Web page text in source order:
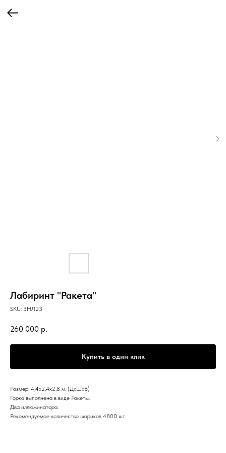
Лабиринт "Ракета"
SKU: ЗНЛ23
260 000 р.
Купить в один клик
Размер: 4,4х2,4х2,8 м. (ДхШхВ)
Горка выполнена в виде Ракеты.
Два иллюминатора.
Рекомендуемое количество шариков 4800 шт.